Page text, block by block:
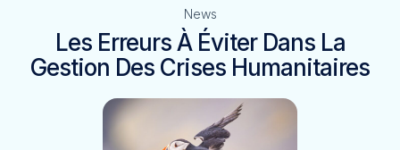
News
Les Erreurs À Éviter Dans La
Gestion Des Crises Humanitaires